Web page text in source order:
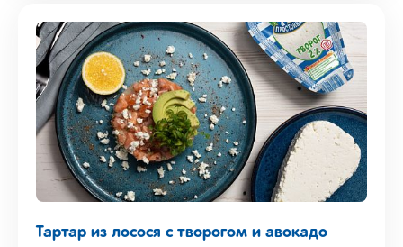
Тартар из лосося с творогом и авокадо